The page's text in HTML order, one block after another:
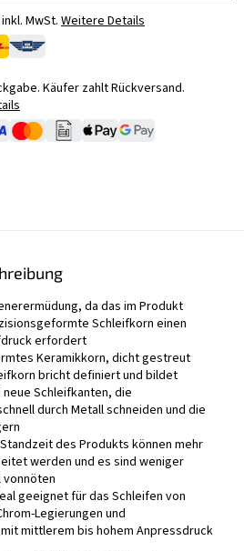
MwSt. Weitere Details
Käufer zahlt Rückversand.
da das im Produkt
Schleifkorn einen
erfordert
Keramikkorn, dicht gestreut
bricht definiert und bildet
Schleifkanten, die
durch Metall schneiden und die
des Produkts können mehr
werden und es sind weniger
geeignet für das Schleifen von
Legierungen und
mittlerem bis hohem Anpressdruck